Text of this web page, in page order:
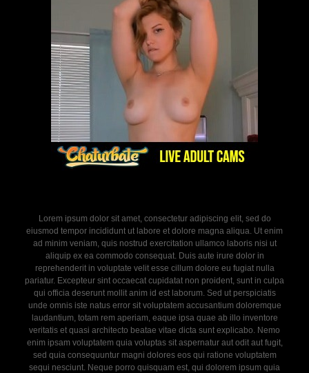
Lorem ipsum dolor sit amet, consectetur adipiscing elit, sed do
eiusmod tempor incididunt ut labore et dolore magna aliqua. Ut enim
ad minim veniam, quis nostrud exercitation ullamco laboris nisi ut
aliquip ex ea commodo consequat. Duis aute irure dolor in
reprehenderit in voluptate velit esse cillum dolore eu fugiat nulla
pariatur. Excepteur sint occaecat cupidatat non proident, sunt in culpa
qui officia deserunt mollit anim id est laborum. Sed ut perspiciatis
unde omnis iste natus error sit voluptatem accusantium doloremque
laudantium, totam rem aperiam, eaque ipsa quae ab illo inventore
veritatis et quasi architecto beatae vitae dicta sunt explicabo. Nemo
enim ipsam voluptatem quia voluptas sit aspernatur aut odit aut fugit,
sed quia consequuntur magni dolores eos qui ratione voluptatem
sequi nesciunt. Neque porro quisquam est, qui dolorem ipsum quia